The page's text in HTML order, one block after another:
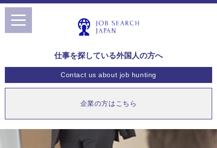
仕事を探している外国人の方へ
Contact usabout job hunting
企業の方はこちら
toggle
navigation